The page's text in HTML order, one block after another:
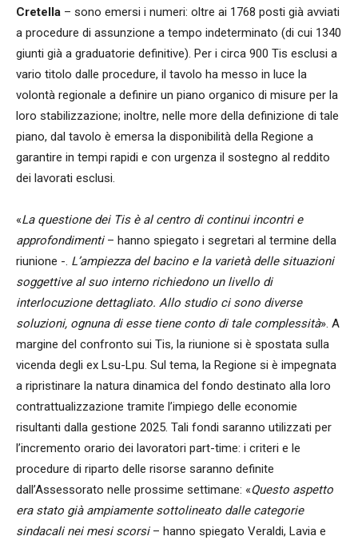
Cretella – sono emersi i numeri: oltre ai 1768 posti già avviati
a procedure di assunzione a tempo indeterminato (di cui 1340
giunti già a graduatorie definitive). Per i circa 900 Tis esclusi a
vario titolo dalle procedure, il tavolo ha messo in luce la
volontà regionale a definire un piano organico di misure per la
loro stabilizzazione; inoltre, nelle more della definizione di tale
piano, dal tavolo è emersa la disponibilità della Regione a
garantire in tempi rapidi e con urgenza il sostegno al reddito
dei lavorati esclusi.
«La questione dei Tis è al centro di continui incontri e
approfondimenti– hanno spiegato i segretari al termine della
riunione -. L’ampiezza del bacino e la varietà delle situazioni
soggettive al suo interno richiedono un livello di
interlocuzione dettagliato. Allo studio ci sono diverse
soluzioni, ognuna di esse tiene conto di tale complessità». A
margine del confronto sui Tis, la riunione si è spostata sulla
vicenda degli ex Lsu-Lpu. Sul tema, la Regione si è impegnata
a ripristinare la natura dinamica del fondo destinato alla loro
contrattualizzazione tramite l’impiego delle economie
risultanti dalla gestione 2025. Tali fondi saranno utilizzati per
l’incremento orario dei lavoratori part-time: i criteri e le
procedure di riparto delle risorse saranno definite
dall’Assessorato nelle prossime settimane: «Questo aspetto
era stato già ampiamente sottolineato dalle categorie
sindacali nei mesi scorsi– hanno spiegato Veraldi, Lavia e